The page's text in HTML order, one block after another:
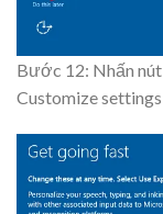
Bước 12: Nhấn nút
Customize settings